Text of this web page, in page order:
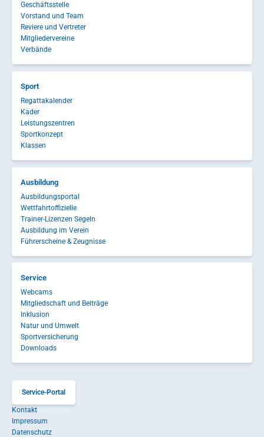
Geschäftsstelle
Vorstand und Team
Reviere und Vertreter
Mitgliedervereine
Verbände
Sport
Regattakalender
Kader
Leistungszentren
Sportkonzept
Klassen
Ausbildung
Ausbildungsportal
Wettfahrtoffizielle
Trainer-Lizenzen Segeln
Ausbildung im Verein
Führerscheine & Zeugnisse
Service
Webcams
Mitgliedschaft und Beiträge
Inklusion
Natur und Umwelt
Sportversicherung
Downloads
Service-Portal
Kontakt
Impressum
Datenschutz